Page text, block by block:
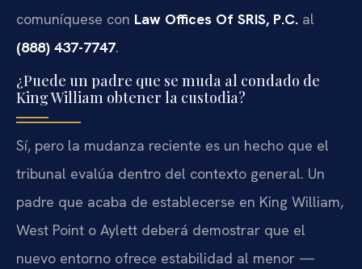
comuníquese con Law Offices Of SRIS, P.C. al
(888) 437-7747.
¿Puede un padre que se muda al condado de
King William obtener la custodia?
Sí, pero la mudanza reciente es un hecho que el
tribunal evalúa dentro del contexto general. Un
padre que acaba de establecerse en King William,
West Point o Aylett deberá demostrar que el
nuevo entorno ofrece estabilidad al menor —